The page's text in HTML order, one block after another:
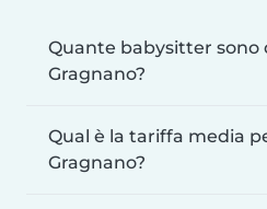
Quante babysitter sono
Gragnano?
Qual è la tariffa media
Gragnano?